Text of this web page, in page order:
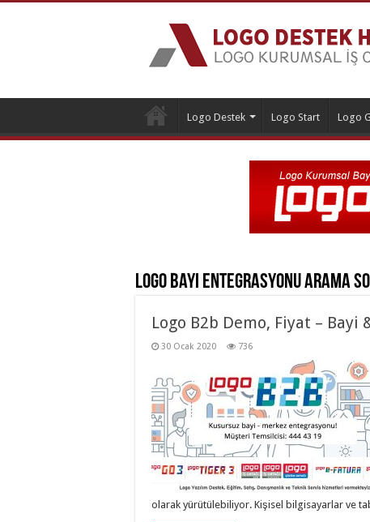
Logo Destek Logo Start Logo
Logo Bayi EntegrasyonuArama
Logo B2b Demo, Fiyat – Bayi
30 Ocak 2020 736
olarak yürütülebiliyor. Kişisel bilgisayarlar ve